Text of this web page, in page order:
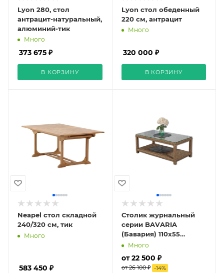
Lyon 280, стол
антрацит-натуральный,
алюминий-тик
Много
373 675 ₽
В КОРЗИНУ
Lyon стол обеденный
220 см, антрацит
Много
320 000 ₽
В КОРЗИНУ
Neapel стол складной
240/320 см, тик
Много
583 450 ₽
Столик журнальный
серии BAVARIA
(Бавария) 110х55
бежево-коричневый из
ротанга
Много
от 22 500 ₽
от 26 100 ₽ -14%